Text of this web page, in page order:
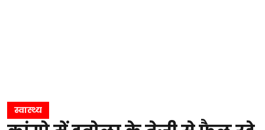
स्वास्थ्य